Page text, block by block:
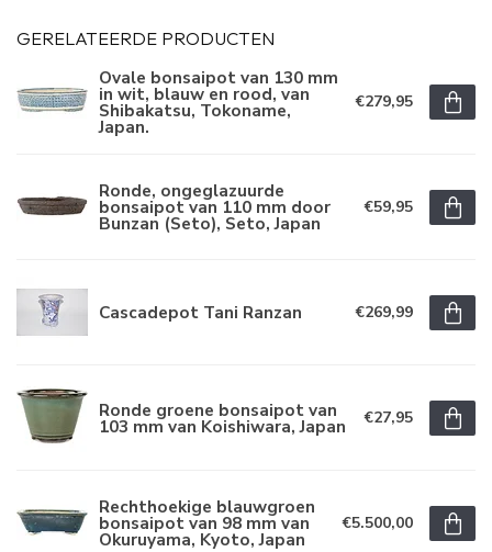
GERELATEERDE PRODUCTEN
Ovale bonsaipot van 130 mm
in wit, blauw en rood, van
Shibakatsu, Tokoname,
Japan.
€279,95
Ronde, ongeglazuurde
bonsaipot van 110 mm door
Bunzan (Seto), Seto, Japan
€59,95
Cascadepot Tani Ranzan €269,99
Ronde groene bonsaipot van
103 mm van Koishiwara, Japan €27,95
Rechthoekige blauwgroen
bonsaipot van 98 mm van
Okuruyama, Kyoto, Japan
€5.500,00